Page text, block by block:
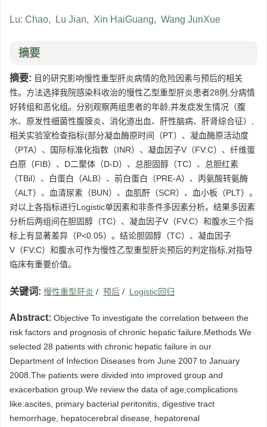
Lu: Chao, Lu Jian, Xin HaiGuang, Wang JunXue
摘要
摘要: 目的研究影响慢性重型肝炎病情的危险因素与预后的相关
性。方法选择我院感染科收治的慢性乙型重型肝炎患者28例,分病情
好转组和恶化组。分别观察两组患者的年龄,并发症发生情况（腹
水、原发性细菌性腹膜炎、消化道出血、肝性脑病、肝肾综合征）,
相关实验室检查指标(部分凝血酶原时间（PT）、凝血酶原活动度
（PTA）、国际标准化指数（INR）、凝血因子V（FV:C）、纤维蛋
白原（FIB）、D二聚体（D-D）、总胆固醇（TC）、总胆红素
（TBil）、白蛋白（ALB）、前白蛋白（PRE-A）、丙氨酸转氨酶
（ALT）、血清尿素（BUN）、血肌酐（SCR）、血小板（PLT）。
对以上各指标进行Logistic单因素和非条件多因素分析。结果多因素
分析后两组间在胆固醇（TC）、凝血因子V（FV:C）和腹水三个指
标上有显著差异（P<0.05）。结论胆固醇（TC）、凝血因子
V（FV:C）和腹水可作为慢性乙型重型肝炎预后的判定指标,对指导
临床有重要价值。
关键词: 慢性重型肝炎 / 预后 / Logistic回归
Abstract: Objective To investigate the correlation between the
risk factors and prognosis of chronic hepatic failure.Methods We
selected 28 patients with chronic hepatic failure in our
Department of Infection Diseases from June 2007 to January
2008.The patients were divided into improved group and
exacerbation group.We review the data of age;complications
like:ascites, primary bacterial peritonitis, digestive tract
hemorrhage, hepatocerebral disease, hepatorenal